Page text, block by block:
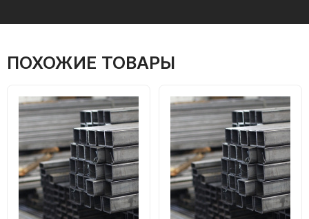
ПОХОЖИЕ ТОВАРЫ